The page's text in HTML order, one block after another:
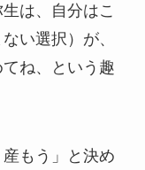
は、自分はこ
い選択）が、
ね、という趣
もう」と決め